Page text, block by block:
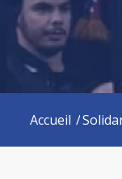
Accueil /